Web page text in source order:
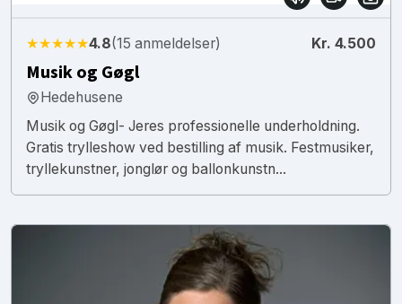
★★★★★4.8(15 anmeldelser) Kr. 4.500
Musik og Gøgl
Hedehusene
Musik og Gøgl- Jeres professionelle underholdning.
Gratis trylleshow ved bestilling af musik. Festmusiker,
tryllekunstner, jonglør og ballonkunstn...